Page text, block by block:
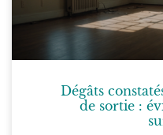
Dégâts
de sortie :